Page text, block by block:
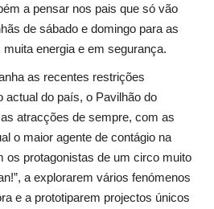
a pensar nos pais que só vão
de sábado e domingo para as
energia e em segurança.
as recentes restrições
actual do país, o Pavilhão do
atracções de sempre, com as
o maior agente de contágio na
os protagonistas de um circo muito
a explorarem vários fenómenos
e a prototiparem projectos únicos